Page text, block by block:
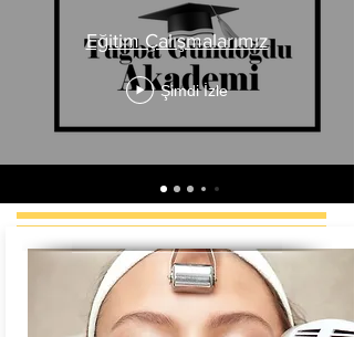
Eğitim Çalışmalarımız
Şimdi İzle